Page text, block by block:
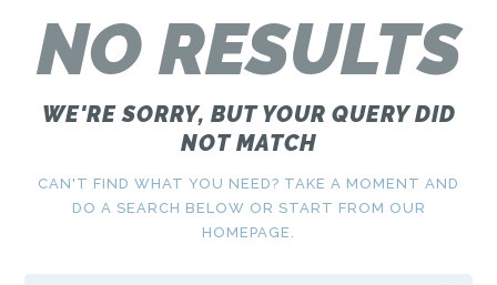
NEWS
CONTATTI
NO RESULTS
WE'RE SORRY, BUT YOUR QUERY DID
NOT MATCH
CAN'T FIND WHAT YOU NEED? TAKE A MOMENT AND
DO A SEARCH BELOW OR START FROM OUR
HOMEPAGE .